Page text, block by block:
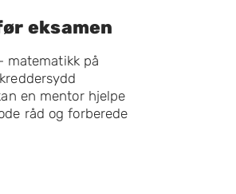
eksamen
matematikk på
en mentor hjelpe
råd og forberede